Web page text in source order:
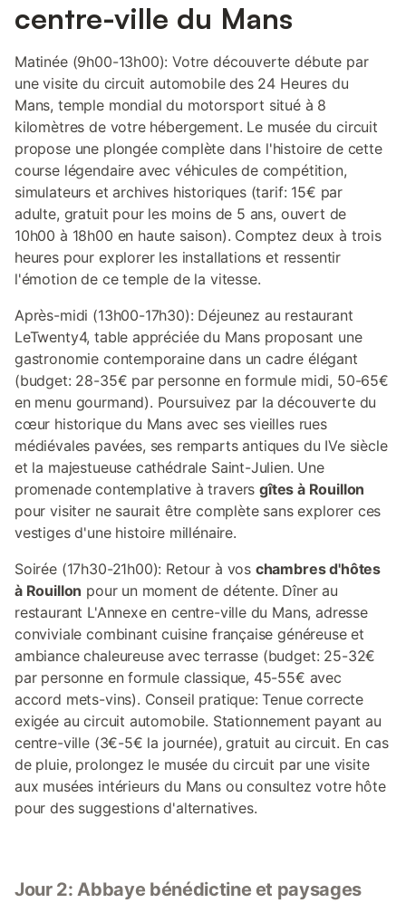
centre-ville du Mans
Matinée (9h00-13h00): Votre découverte débute par
une visite du circuit automobile des 24 Heures du
Mans, temple mondial du motorsport situé à 8
kilomètres de votre hébergement. Le musée du circuit
propose une plongée complète dans l'histoire de cette
course légendaire avec véhicules de compétition,
simulateurs et archives historiques (tarif: 15€ par
adulte, gratuit pour les moins de 5 ans, ouvert de
10h00 à 18h00 en haute saison). Comptez deux à trois
heures pour explorer les installations et ressentir
l'émotion de ce temple de la vitesse.
Après-midi (13h00-17h30): Déjeunez au restaurant
LeTwenty4, table appréciée du Mans proposant une
gastronomie contemporaine dans un cadre élégant
(budget: 28-35€ par personne en formule midi, 50-65€
en menu gourmand). Poursuivez par la découverte du
cœur historique du Mans avec ses vieilles rues
médiévales pavées, ses remparts antiques du IVe siècle
et la majestueuse cathédrale Saint-Julien. Une
promenade contemplative à traversgîtes à Rouillon
pour visiter ne saurait être complète sans explorer ces
vestiges d'une histoire millénaire.
Soirée (17h30-21h00): Retour à vos chambres d'hôtes
à Rouillon pour un moment de détente. Dîner au
restaurant L'Annexe en centre-ville du Mans, adresse
conviviale combinant cuisine française généreuse et
ambiance chaleureuse avec terrasse (budget: 25-32€
par personne en formule classique, 45-55€ avec
accord mets-vins). Conseil pratique: Tenue correcte
exigée au circuit automobile. Stationnement payant au
centre-ville (3€-5€ la journée), gratuit au circuit. En cas
de pluie, prolongez le musée du circuit par une visite
aux musées intérieurs du Mans ou consultez votre hôte
pour des suggestions d'alternatives.
Jour 2: Abbaye bénédictine et paysages